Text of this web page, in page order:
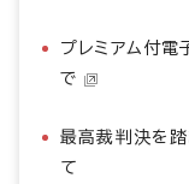
プレミアム付電
で
最高裁判決を
て